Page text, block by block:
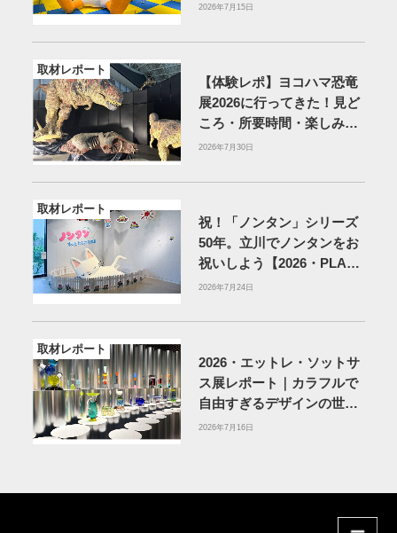
2026年7月15日
取材レポート
【体験レポ】ヨコハマ恐竜
展2026に行ってきた！見ど
ころ・所要時間・楽しみ方
を紹介
2026年7月30日
取材レポート
祝！「ノンタン」シリーズ
50年。立川でノンタンをお
祝いしよう【2026・PLAY!
MUSEUM】
2026年7月24日
取材レポート
2026・エットレ・ソットサ
ス展レポート｜カラフルで
自由すぎるデザインの世界
を体験
2026年7月16日